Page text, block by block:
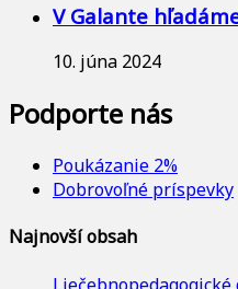
V Galante
10. júna 2024
Podporte nás
Poukázanie 2%
Dobrovoľné príspevky
Najnovší obsah
Liečebnopedagogické